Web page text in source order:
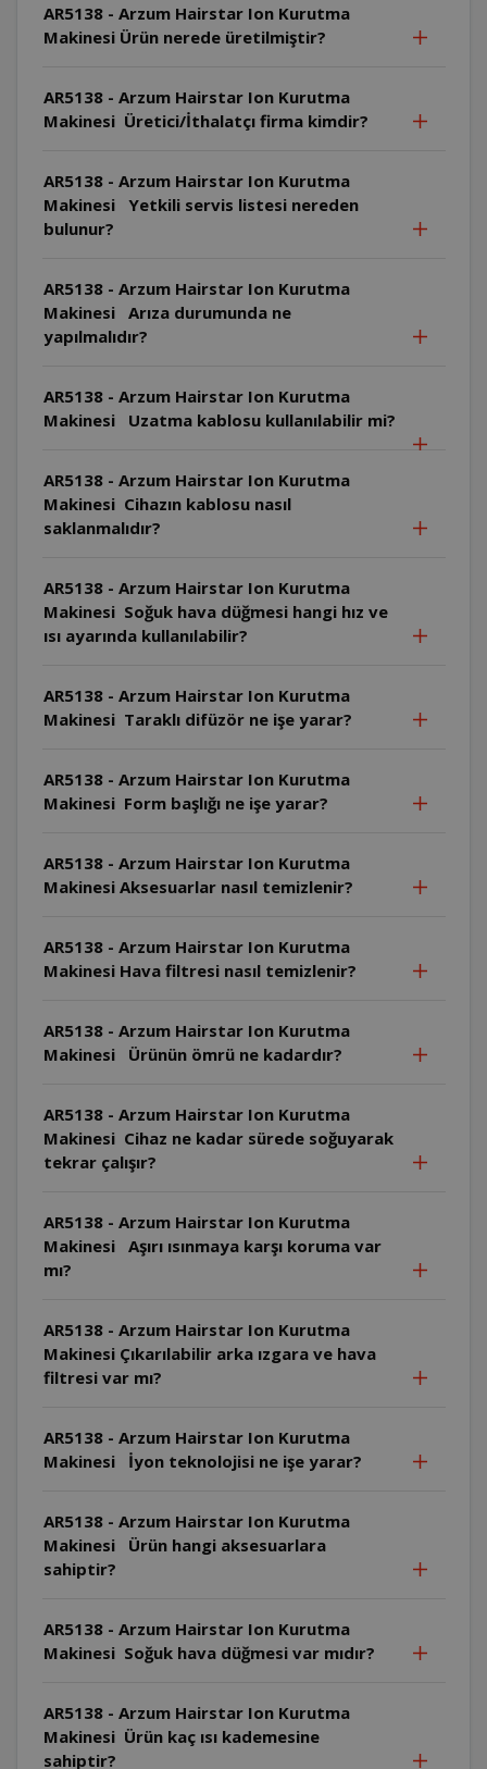
AR5138 - Arzum Hairstar Ion Kurutma
Makinesi Ürün nerede üretilmiştir?
AR5138 - Arzum Hairstar Ion Kurutma
Makinesi Üretici/İthalatçı firma kimdir?
AR5138 - Arzum Hairstar Ion Kurutma
Makinesi Yetkili servis listesi nereden
bulunur?
AR5138 - Arzum Hairstar Ion Kurutma
Makinesi Arıza durumunda ne
yapılmalıdır?
AR5138 - Arzum Hairstar Ion Kurutma
Makinesi Uzatma kablosu kullanılabilir mi?
AR5138 - Arzum Hairstar Ion Kurutma
Makinesi Cihazın kablosu nasıl
saklanmalıdır?
AR5138 - Arzum Hairstar Ion Kurutma
Makinesi Soğuk hava düğmesi hangi hız ve
ısı ayarında kullanılabilir?
AR5138 - Arzum Hairstar Ion Kurutma
Makinesi Taraklı difüzör ne işe yarar?
AR5138 - Arzum Hairstar Ion Kurutma
Makinesi Form başlığı ne işe yarar?
AR5138 - Arzum Hairstar Ion Kurutma
Makinesi Aksesuarlar nasıl temizlenir?
AR5138 - Arzum Hairstar Ion Kurutma
Makinesi Hava filtresi nasıl temizlenir?
AR5138 - Arzum Hairstar Ion Kurutma
Makinesi Ürünün ömrü ne kadardır?
AR5138 - Arzum Hairstar Ion Kurutma
Makinesi Cihaz ne kadar sürede soğuyarak
tekrar çalışır?
AR5138 - Arzum Hairstar Ion Kurutma
Makinesi Aşırı ısınmaya karşı koruma var
mı?
AR5138 - Arzum Hairstar Ion Kurutma
Makinesi Çıkarılabilir arka ızgara ve hava
filtresi var mı?
AR5138 - Arzum Hairstar Ion Kurutma
Makinesi İyon teknolojisi ne işe yarar?
AR5138 - Arzum Hairstar Ion Kurutma
Makinesi Ürün hangi aksesuarlara
sahiptir?
AR5138 - Arzum Hairstar Ion Kurutma
Makinesi Soğuk hava düğmesi var mıdır?
AR5138 - Arzum Hairstar Ion Kurutma
Makinesi Ürün kaç ısı kademesine
sahiptir?